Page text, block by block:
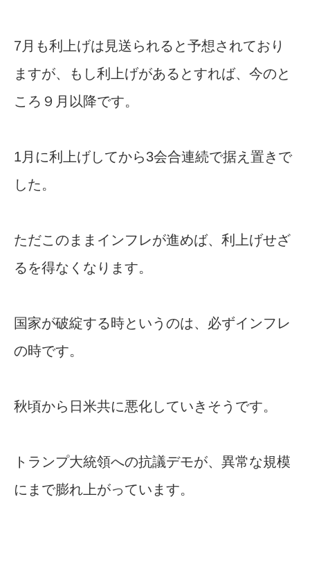
7月も利上げは見送られると予想されており
ますが、もし利上げがあるとすれば、今のと
ころ９月以降です。
1月に利上げしてから3会合連続で据え置きで
した。
ただこのままインフレが進めば、利上げせざ
るを得なくなります。
国家が破綻する時というのは、必ずインフレ
の時です。
秋頃から日米共に悪化していきそうです。
トランプ大統領への抗議デモが、異常な規模
にまで膨れ上がっています。